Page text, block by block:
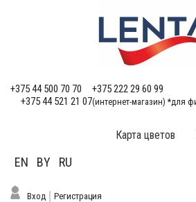
+375 44 500 70 70
+375 222 29 60 99
+375 44 521 21 07(интернет-магазин) *для
Карта цветов
EN BY RU
Вход Регистрация